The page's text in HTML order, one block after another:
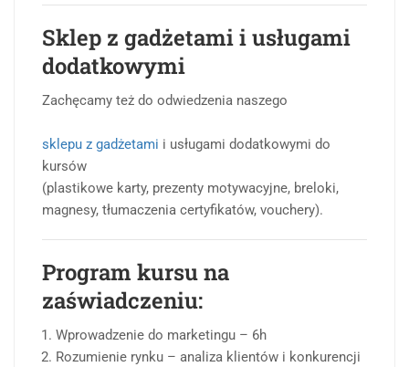
Sklep z gadżetami i usługami
dodatkowymi
Zachęcamy też do odwiedzenia naszego
sklepu z gadżetami i usługami dodatkowymi do
kursów
(plastikowe karty, prezenty motywacyjne, breloki,
magnesy, tłumaczenia certyfikatów, vouchery).
Program kursu na
zaświadczeniu:
Wprowadzenie do marketingu – 6h
Rozumienie rynku – analiza klientów i konkurencji